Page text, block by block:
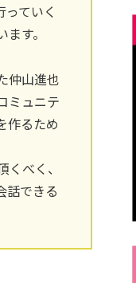
ていく
す。
仲山進也
ミュニテ
作るため
べく、
話できる